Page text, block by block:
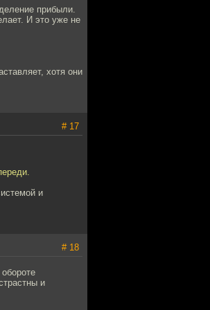
прибыли.
И это уже не
хотя они
# 17
и
# 18
и